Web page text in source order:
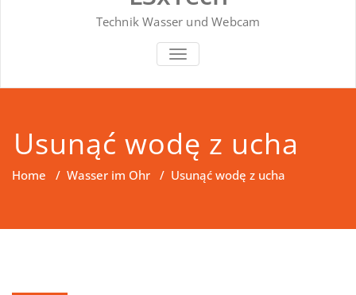
Technik Wasser und Webcam
SCHALTE NAVIGATION
Usunąć wodę z ucha
Home / Wasser im Ohr / Usunąć wodę z ucha